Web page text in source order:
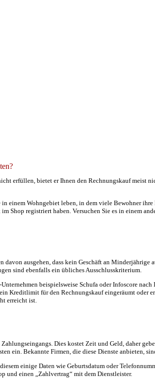
erfüllen, bietet er Ihnen den Rechnungskauf meist
Wohngebiet leben, in dem viele Bewohner
Shop registriert haben. Versuchen Sie es in einem
ausgehen, dass kein Geschäft an Minderjährige
sind ebenfalls ein übliches Ausschlusskriterium.
beispielsweise Schufa oder Infoscore
Kreditlimit für den Rechnungskauf eingeräumt oder
erreicht ist.
Dies kostet Zeit und Geld, daher
ein. Bekannte Firmen, die diese Dienste anbieten,
einige Daten wie Geburtsdatum oder
und einen „Zahlvertrag“ mit dem Dienstleister.